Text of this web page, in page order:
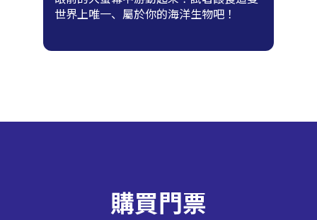
世界上唯一、屬於你的海洋生物吧！
購買門票